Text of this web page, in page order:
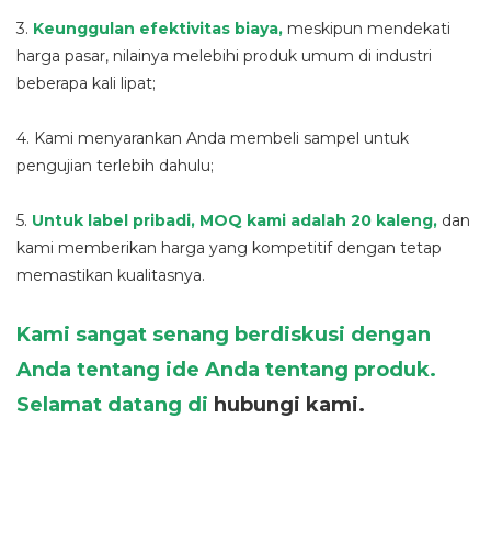
3. Keunggulan efektivitas biaya, meskipun mendekati
harga pasar, nilainya melebihi produk umum di industri
beberapa kali lipat;
4. Kami menyarankan Anda membeli sampel untuk
pengujian terlebih dahulu;
5. Untuk label pribadi, MOQ kami adalah 20 kaleng, dan
kami memberikan harga yang kompetitif dengan tetap
memastikan kualitasnya.
Kami sangat senang berdiskusi dengan
Anda tentang ide Anda tentang produk.
Selamat datang di hubungi kami.